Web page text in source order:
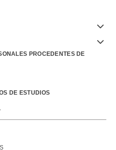
PROCEDENTES DE
DE ESTUDIOS